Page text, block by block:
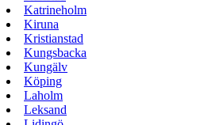
Katrineholm
Kiruna
Kristianstad
Kungsbacka
Kungälv
Köping
Laholm
Leksand